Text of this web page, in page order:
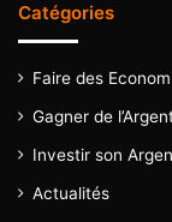
Catégories
Faire des
Gagner de
Investir son
Actualités